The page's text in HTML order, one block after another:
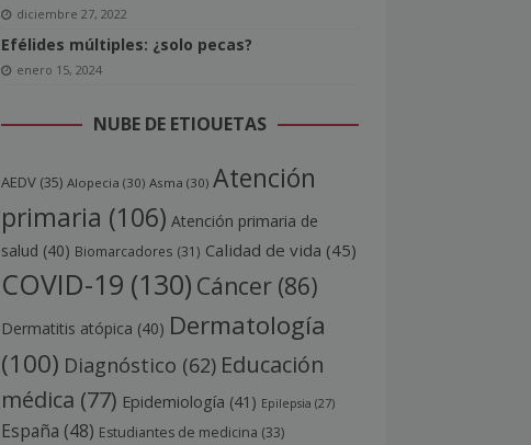
diciembre 27, 2022
Efélides múltiples: ¿solo pecas?
enero 15, 2024
NUBE DE ETIQUETAS
AEDV(35) Alopecia (30) Asma (30) Atención
primaria (106) Atención primaria de
salud (40) Biomarcadores (31) Calidad de vida (45)
COVID-19 (130) Cáncer(86)
Dermatitis atópica (40) Dermatología
(100) Diagnóstico (62) Educación
médica (77) Epidemiología (41) Epilepsia (27)
España (48) Estudiantes de medicina (33)